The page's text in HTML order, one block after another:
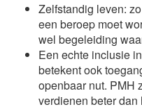
Zelfstandig leven:
een beroep moet
wel begeleiding
Een echte inclusie
betekent ook
openbaar nut. PMH
verdienen beter